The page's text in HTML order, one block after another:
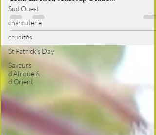
Sud Ouest
charcuterie
crudités
St Patrick's Day
Saveurs
d'Afrque &
d'Orient
on l'adore ou on le déteste. Rare sont les entre-
deux. En effet, beaucoup d'entre...